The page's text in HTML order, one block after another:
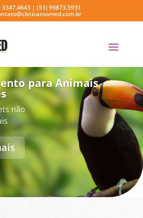
3347.4643 | (51) 99873.5931
para Animais
não